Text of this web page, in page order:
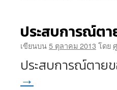
ประสบการณ์ต
เขียนบน5 ตุลาคม 2013 โดย
ประสบการณ์ตาย
→